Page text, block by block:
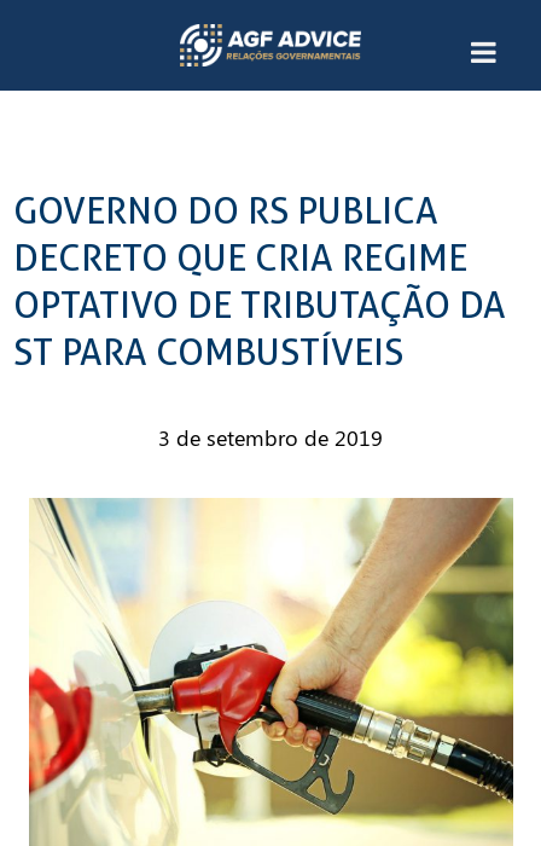
GOVERNO DO RS PUBLICA
DECRETO QUE CRIA REGIME
OPTATIVO DE TRIBUTAÇÃO DA
ST PARA COMBUSTÍVEIS
3 de setembro de 2019